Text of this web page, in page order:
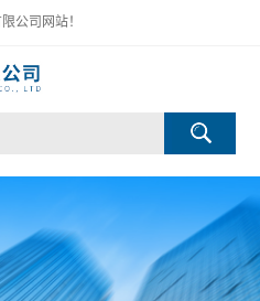
公司网站！